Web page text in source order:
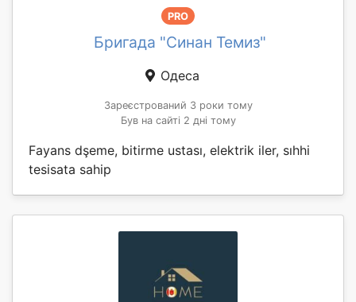
PRO
Бригада "Синан Темиз"
Одеса
Зареєстрований 3 роки тому
Був на сайті 2 дні тому
Fayans dşeme, bitirme ustası, elektrik iler, sıhhi
tesisata sahip